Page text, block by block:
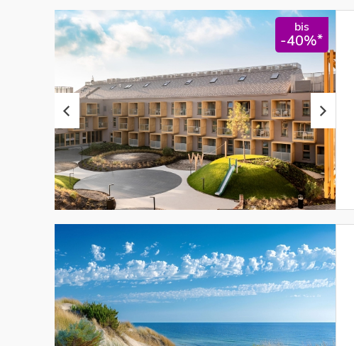
bis
-40%*